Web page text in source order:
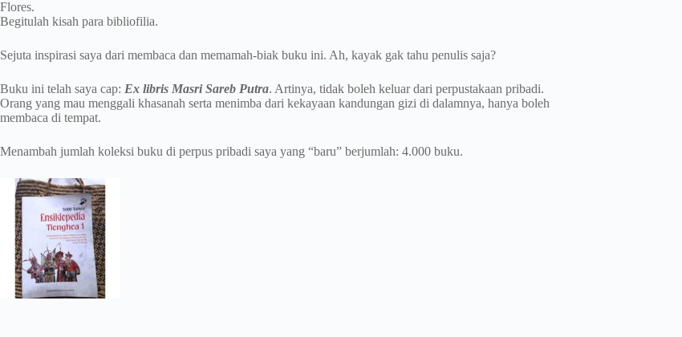
Flores.
Begitulah kisah para bibliofilia.
Sejuta inspirasi saya dari membaca dan memamah-biak buku ini. Ah, kayak gak tahu penulis saja?
Buku ini telah saya cap: Ex libris Masri Sareb Putra. Artinya, tidak boleh keluar dari perpustakaan pribadi.
Orang yang mau menggali khasanah serta menimba dari kekayaan kandungan gizi di dalamnya, hanya boleh
membaca di tempat.
Menambah jumlah koleksi buku di perpus pribadi saya yang “baru” berjumlah: 4.000 buku.